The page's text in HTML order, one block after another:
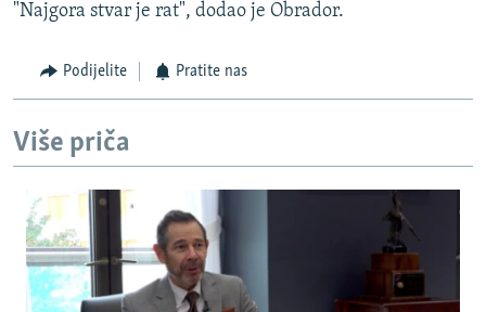
"Najgora stvar je rat", dodao je Obrador.
Podijelite Pratite nas
Više priča